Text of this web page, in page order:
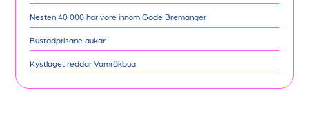
Nesten 40 000 har vore innom Gode Bremanger
Bustadprisane aukar
Kystlaget reddar Vamråkbua